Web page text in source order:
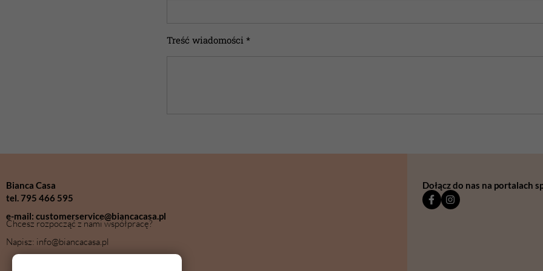
Treść wiadomości *
Bianca Casa
tel. 795 466 595
e-mail: customerservice@biancacasa.pl
Chcesz rozpocząć z nami współpracę?
Napisz: info@biancacasa.pl
Dołącz do nas na portalach